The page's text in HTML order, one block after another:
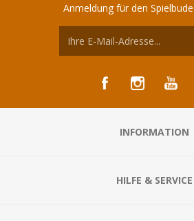
Anmeldung für den
INFORMATION
HILFE & SERVICE